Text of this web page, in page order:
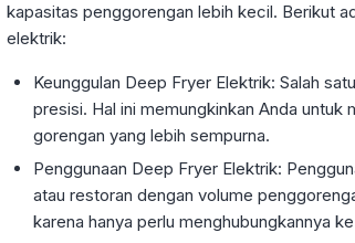
kapasitas penggorengan lebih kecil. Berikut
elektrik:
Keunggulan Deep Fryer Elektrik: Salah
presisi. Hal ini memungkinkan Anda untuk
gorengan yang lebih sempurna.
Penggunaan Deep Fryer Elektrik:
atau restoran dengan volume
karena hanya perlu menghubungkannya